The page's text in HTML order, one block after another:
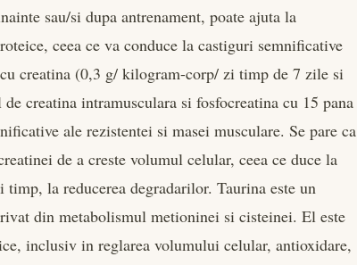
sau/si dupa antrenament, poate ajuta la
ceea ce va conduce la castiguri semnificative
creatina (0,3 g/ kilogram-corp/ zi timp de 7 zile si
creatina intramusculara si fosfocreatina cu 15 pana
ale rezistentei si masei musculare. Se pare ca
de a creste volumul celular, ceea ce duce la
la reducerea degradarilor. Taurina este un
din metabolismul metioninei si cisteinei. El este
inclusiv in reglarea volumului celular, antioxidare,